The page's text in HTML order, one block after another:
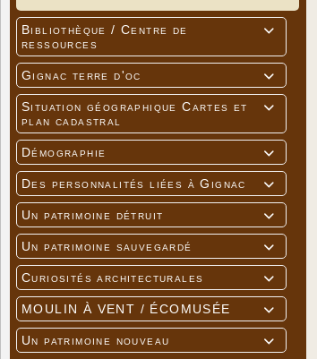

Bibliothèque / Centre de
ressources

Gignac terre d'oc

Situation géographique Cartes et
plan cadastral

Démographie

Des personnalités liées à Gignac

Un patrimoine détruit

Un patrimoine sauvegardé

Curiosités architecturales

MOULIN À VENT / ÉCOMUSÉE

Un patrimoine nouveau